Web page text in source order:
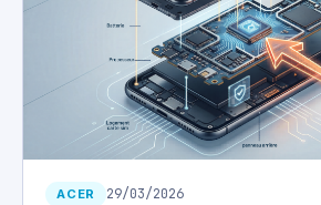
ACER 29/03/2026